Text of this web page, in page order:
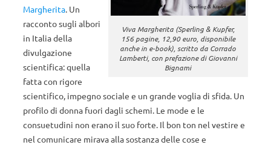
Viva Margherita (Sperling & Kupfer,
156 pagine, 12,90 euro, disponibile
anche in e-book), scritto da Corrado
Lamberti, con prefazione di Giovanni
Bignami
Margherita. Un
racconto sugli albori
in Italia della
divulgazione
scientifica: quella
fatta con rigore
scientifico, impegno sociale e un grande voglia di sfida. Un
profilo di donna fuori dagli schemi. Le mode e le
consuetudini non erano il suo forte. Il bon ton nel vestire e
nel comunicare mirava alla sostanza delle cose e